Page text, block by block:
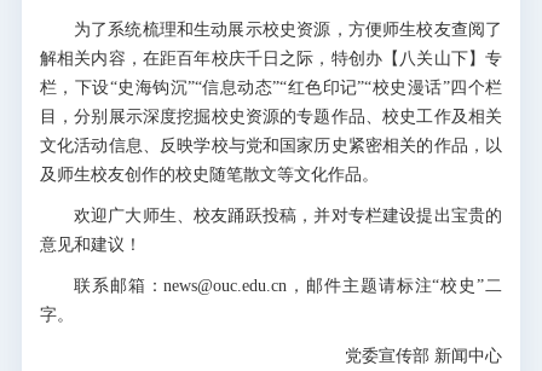
为了系统梳理和生动展示校史资源，方便师生校友查阅了
解相关内容，在距百年校庆千日之际，特创办【八关山下】专
栏，下设“史海钩沉”“信息动态”“红色印记”“校史漫话”四个栏
目，分别展示深度挖掘校史资源的专题作品、校史工作及相关
文化活动信息、反映学校与党和国家历史紧密相关的作品，以
及师生校友创作的校史随笔散文等文化作品。
欢迎广大师生、校友踊跃投稿，并对专栏建设提出宝贵的
意见和建议！
联系邮箱：news@ouc.edu.cn，邮件主题请标注“校史”二
字。
党委宣传部 新闻中心